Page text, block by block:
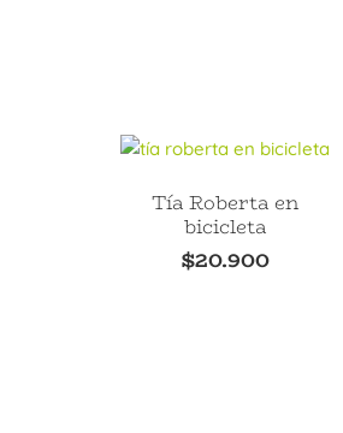
Tía Roberta en
bicicleta
$20.900